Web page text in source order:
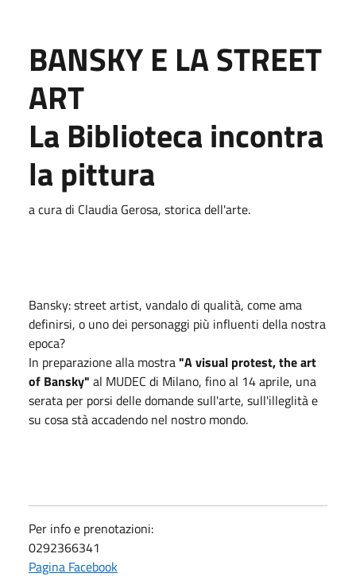
BANSKY E LA STREET
ART
La Biblioteca incontra
la pittura
a cura di Claudia Gerosa, storica dell'arte.
Bansky: street artist, vandalo di qualità, come ama
definirsi, o uno dei personaggi più influenti della nostra
epoca?
In preparazione alla mostra"A visual protest, the art
of Bansky" al MUDEC di Milano, fino al 14 aprile, una
serata per porsi delle domande sull'arte, sull'illeglità e
su cosa stà accadendo nel nostro mondo.
Per info e prenotazioni:
0292366341
Pagina Facebook